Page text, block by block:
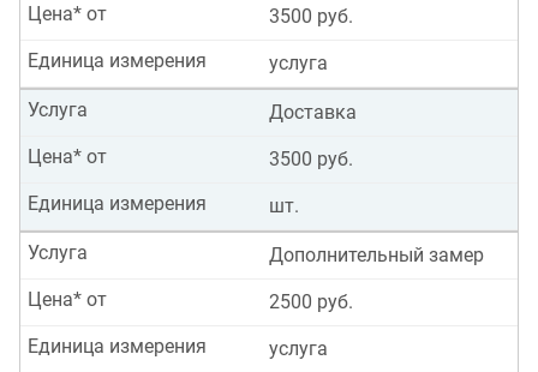
3500 руб.
Цена* от
услуга
Единица измерения
Доставка
Услуга
3500 руб.
Цена* от
шт.
Единица измерения
Дополнительный замер
Услуга
2500 руб.
Цена* от
услуга
Единица измерения